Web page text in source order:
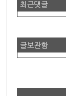
최근댓글
글보관함